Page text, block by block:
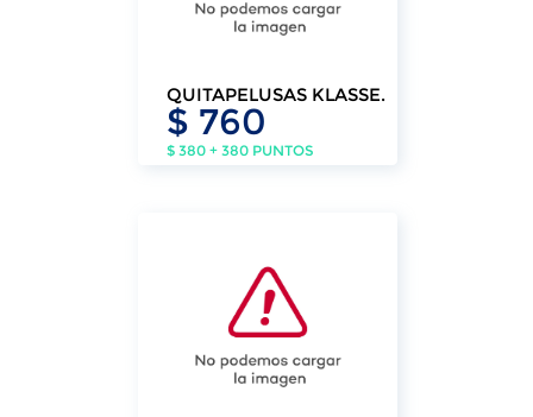
QUITAPELUSAS KLASSE.
$ 760
$ 380 + 380 PUNTOS